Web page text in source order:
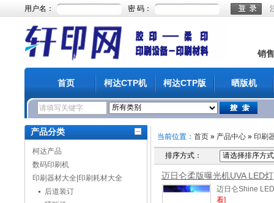
用户名： 密 码：
销
首页 柯达CTP机 柯达CTP版 晒版机
产品分类
柯达产品
数码印刷机
印刷器材大全|印刷耗材大全
后道装订
当前位置： 首页 » 产品中心 » 印刷
排序方式：
迈日仑柔版曝光机UVA LED灯
迈日仑Shine
看]